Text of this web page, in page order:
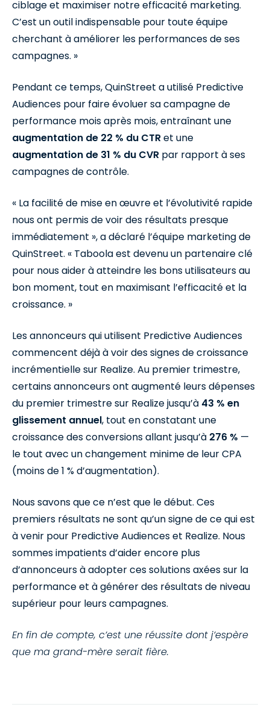
ciblage et maximiser notre efficacité marketing.
C’est un outil indispensable pour toute équipe
cherchant à améliorer les performances de ses
campagnes. »
Pendant ce temps, QuinStreet a utilisé Predictive
Audiences pour faire évoluer sa campagne de
performance mois après mois, entraînant une
augmentation de 22 % du CTRet une
augmentation de 31 % du CVR par rapport à ses
campagnes de contrôle.
« La facilité de mise en œuvre et l’évolutivité rapide
nous ont permis de voir des résultats presque
immédiatement », a déclaré l’équipe marketing de
QuinStreet. « Taboola est devenu un partenaire clé
pour nous aider à atteindre les bons utilisateurs au
bon moment, tout en maximisant l’efficacité et la
croissance. »
Les annonceurs qui utilisent Predictive Audiences
commencent déjà à voir des signes de croissance
incrémentielle sur Realize. Au premier trimestre,
certains annonceurs ont augmenté leurs dépenses
du premier trimestre sur Realize jusqu’à 43 % en
glissement annuel, tout en constatant une
croissance des conversions allant jusqu’à 276 % —
le tout avec un changement minime de leur CPA
(moins de 1 % d’augmentation).
Nous savons que ce n’est que le début. Ces
premiers résultats ne sont qu’un signe de ce qui est
à venir pour Predictive Audiences et Realize. Nous
sommes impatients d’aider encore plus
d’annonceurs à adopter ces solutions axées sur la
performance et à générer des résultats de niveau
supérieur pour leurs campagnes.
En fin de compte, c’est une réussite dont j’espère
que ma grand-mère serait fière.